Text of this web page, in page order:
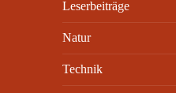
Leserbeiträge
Natur
Technik